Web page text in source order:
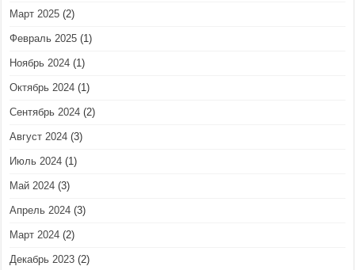
Март 2025 (2)
Февраль 2025 (1)
Ноябрь 2024 (1)
Октябрь 2024 (1)
Сентябрь 2024 (2)
Август 2024 (3)
Июль 2024 (1)
Май 2024 (3)
Апрель 2024 (3)
Март 2024 (2)
Декабрь 2023 (2)